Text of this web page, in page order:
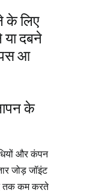
के लिए
या दबने
आ
के
और कंपन
जोड़ जॉइंट
तक कम करते